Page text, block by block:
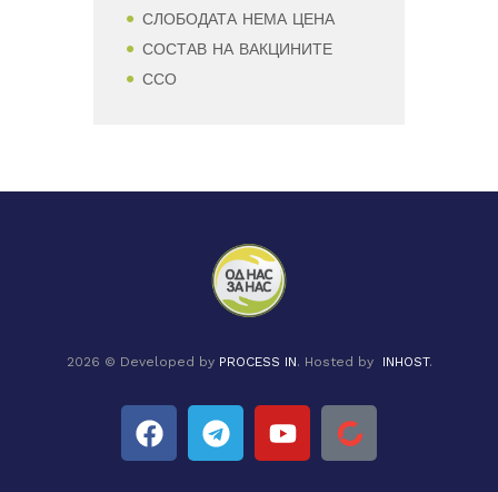
СЛОБОДАТА НЕМА ЦЕНА
СОСТАВ НА ВАКЦИНИТЕ
ССО
2026 © Developed by PROCESS IN. Hosted by INHOST.